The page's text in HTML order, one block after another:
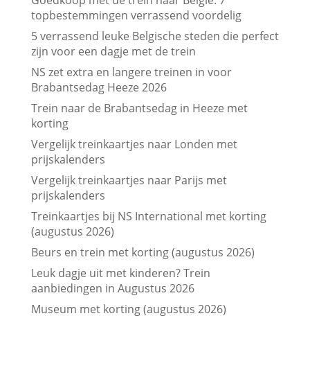
topbestemmingen verrassend voordelig
5 verrassend leuke Belgische steden die perfect
zijn voor een dagje met de trein
NS zet extra en langere treinen in voor
Brabantsedag Heeze 2026
Trein naar de Brabantsedag in Heeze met
korting
Vergelijk treinkaartjes naar Londen met
prijskalenders
Vergelijk treinkaartjes naar Parijs met
prijskalenders
Treinkaartjes bij NS International met korting
(augustus 2026)
Beurs en trein met korting (augustus 2026)
Leuk dagje uit met kinderen? Trein
aanbiedingen in Augustus 2026
Museum met korting (augustus 2026)